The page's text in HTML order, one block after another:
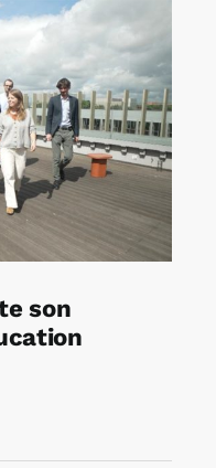
son